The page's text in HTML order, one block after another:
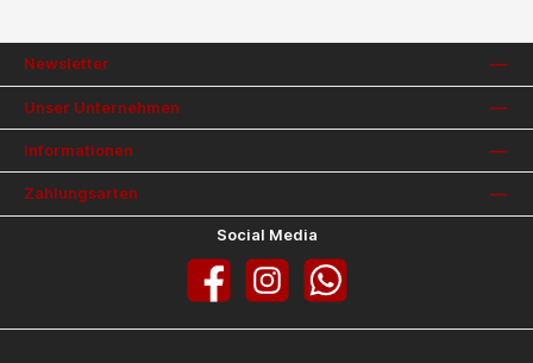
Newsletter
Unser Unternehmen
Informationen
Zahlungsarten
Social Media
Facebook InstagramWhatsApp